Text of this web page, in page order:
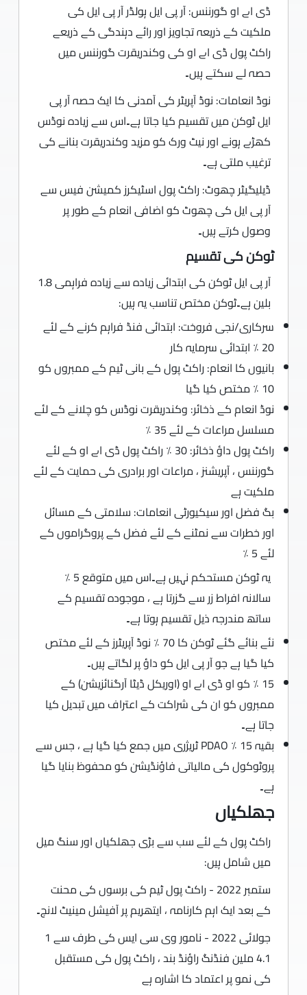
ڈی اے او گورننس: آر پی ایل ہولڈر آر پی ایل کی
ملکیت کے ذریعہ تجاویز اور رائے دہندگی کے ذریعے
راکٹ پول ڈی اے او کی وکندریقرت گورننس میں
حصہ لے سکتے ہیں۔
نوڈ انعامات: نوڈ آپریٹر کی آمدنی کا ایک حصہ آر پی
ایل ٹوکن میں تقسیم کیا جاتا ہے۔اس سے زیادہ نوڈس
کھڑے ہونے اور نیٹ ورک کو مزید وکندریقرت بنانے کی
ترغیب ملتی ہے۔
ڈیلیگیٹر چھوٹ: راکٹ پول اسٹیکرز کمیشن فیس سے
آر پی ایل کی چھوٹ کو اضافی انعام کے طور پر
وصول کرتے ہیں۔
ٹوکن کی تقسیم
آر پی ایل ٹوکن کی ابتدائی زیادہ سے زیادہ فراہمی 1.8
بلین ہے۔ٹوکن مختص تناسب یہ ہیں:
سرکاری/نجی فروخت: ابتدائی فنڈ فراہم کرنے کے لئے
20 ٪ ابتدائی سرمایہ کار
بانیوں کا انعام: راکٹ پول کے بانی ٹیم کے ممبروں کو
10 ٪ مختص کیا گیا
نوڈ انعام کے ذخائر: وکندریقرت نوڈس کو چلانے کے لئے
مسلسل مراعات کے لئے 35 ٪
راکٹ پول داؤ ذخائر: 30 ٪ راکٹ پول ڈی اے او کے لئے
گورننس ، آپریشنز ، مراعات اور برادری کی حمایت کے لئے
ملکیت ہے
بگ فضل اور سیکیورٹی انعامات: سلامتی کے مسائل
اور خطرات سے نمٹنے کے لئے فضل کے پروگراموں کے
لئے 5 ٪
یہ ٹوکن مستحکم نہیں ہے۔اس میں متوقع 5 ٪
سالانہ افراط زر سے گزرتا ہے ، موجودہ تقسیم کے
ساتھ مندرجہ ذیل تقسیم ہوتا ہے۔
نئے بنائے گئے ٹوکن کا 70 ٪ نوڈ آپریٹرز کے لئے مختص
کیا گیا ہے جو آر پی ایل کو داؤ پر لگاتے ہیں۔
15 ٪ کو او ڈی اے او (اوریکل ڈیٹا آرگنائزیشن) کے
ممبروں کو ان کی شراکت کے اعتراف میں تبدیل کیا
جاتا ہے۔
بقیہ 15 ٪ PDAO ٹریژری میں جمع کیا گیا ہے ، جس سے
پروٹوکول کی مالیاتی فاؤنڈیشن کو محفوظ بنایا گیا
ہے۔
جھلکیاں
راکٹ پول کے لئے سب سے بڑی جھلکیاں اور سنگ میل
میں شامل ہیں:
ستمبر 2022 - راکٹ پول ٹیم کی برسوں کی محنت
کے بعد ایک اہم کارنامہ ، ایتھریم پر آفیشل مینیٹ لانچ۔
جولائی 2022 - نامور وی سی ایس کی طرف سے 1
4.1 ملین فنڈنگ ​​راؤنڈ بند ، راکٹ پول کی مستقبل
کی نمو پر اعتماد کا اشارہ ہے